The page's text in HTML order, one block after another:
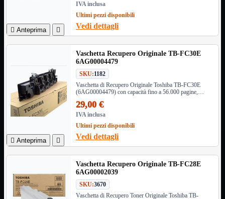
Telefono
TEST
USB Type-C
USB2 
USB3 
VGA 
Alimentazione
220Volt
Molex
Prolunga
Sata
VGA
USB2Mostra tutti i prodotti
A/A Maschio
Micro
Mini
OTG
Prolunga
Stampante
 Anteprima 
IVA inclusa
Ultimi pezzi disponibili
Vedi dettagli
 Anteprima 
Vaschetta Recupero Originale TB-FC30E
6AG00004479
SKU:1182
Vaschetta di Recupero Originale Toshiba TB-FC30E
(6AG00004479) con capacità fino a 56.000 pagine,
di alta qualità e prestazioni ottimali.
29,00 €
IVA inclusa
Ultimi pezzi disponibili
Vedi dettagli
Vaschetta Recupero Originale TB-FC28E
6AG00002039
SKU:3670
Vaschetta di Recupero Toner Originale Toshiba TB-